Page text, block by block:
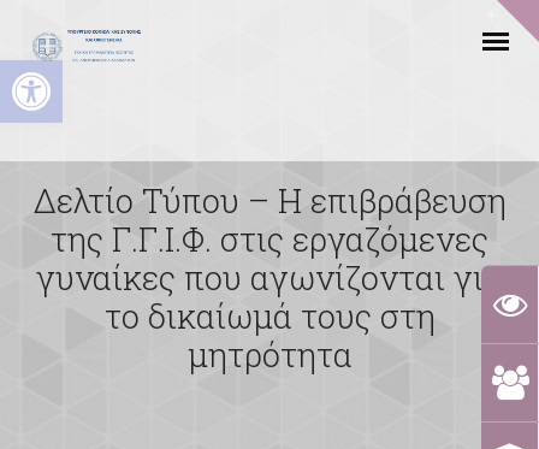
Ανοίξτε τη γραμμή εργαλείων
Δελτίο Τύπου – Η επιβράβευση
της Γ.Γ.Ι.Φ. στις εργαζόμενες
γυναίκες που αγωνίζονται για
το δικαίωμά τους στη
μητρότητα